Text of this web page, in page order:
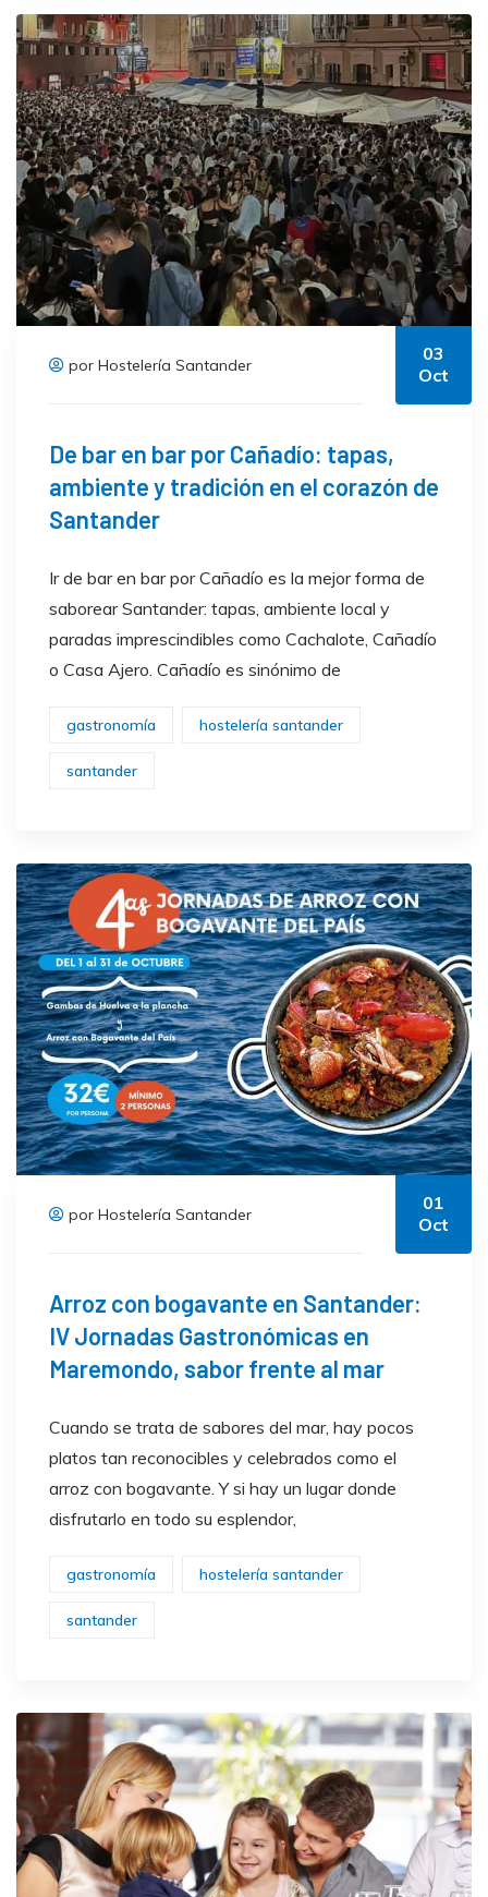
por Hostelería Santander
03
Oct
De bar en bar por Cañadío: tapas,
ambiente y tradición en el corazón de
Santander
Ir de bar en bar por Cañadío es la mejor forma de
saborear Santander: tapas, ambiente local y
paradas imprescindibles como Cachalote, Cañadío
o Casa Ajero. Cañadío es sinónimo de
gastronomía hostelería santander
santander
por Hostelería Santander
01
Oct
Arroz con bogavante en Santander:
IV Jornadas Gastronómicas en
Maremondo, sabor frente al mar
Cuando se trata de sabores del mar, hay pocos
platos tan reconocibles y celebrados como el
arroz con bogavante. Y si hay un lugar donde
disfrutarlo en todo su esplendor,
gastronomía hostelería santander
santander